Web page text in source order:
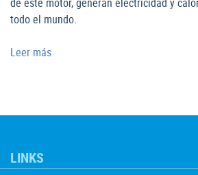
todo el mundo.
Leer más
LINKS